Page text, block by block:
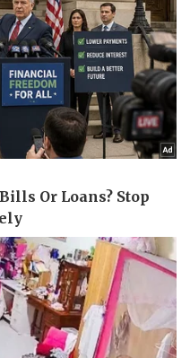
Quân sự - Quốc phòng
Vũ khí
Việt Nam
Phân tích